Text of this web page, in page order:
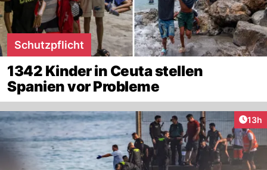
Schutzpflicht
1342 Kinder in Ceuta stellen
Spanien vor Probleme
13h